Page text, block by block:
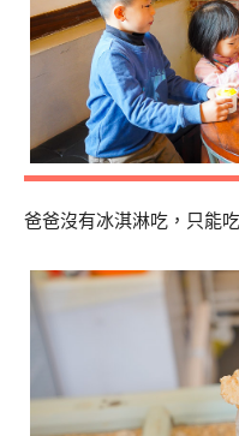
爸爸沒有冰淇淋吃，只能